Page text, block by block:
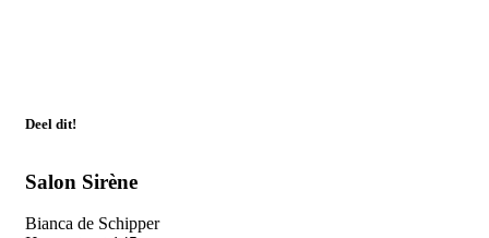
Deel dit!
Salon Sirène
Bianca de Schipper